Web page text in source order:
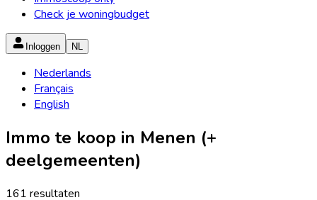
Check je woningbudget
Inloggen NL
Nederlands
Français
English
Immo te koop in Menen (+
deelgemeenten)
161 resultaten